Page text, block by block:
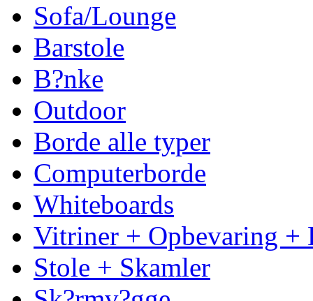
Sofa/Lounge
Barstole
B?nke
Outdoor
Borde alle typer
Computerborde
Whiteboards
Vitriner + Opbevaring +
Stole + Skamler